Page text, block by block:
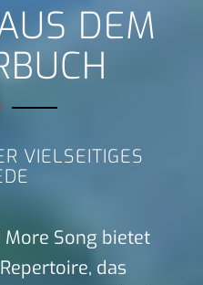
DEM
VIELSEITIGES
More Song bietet
das